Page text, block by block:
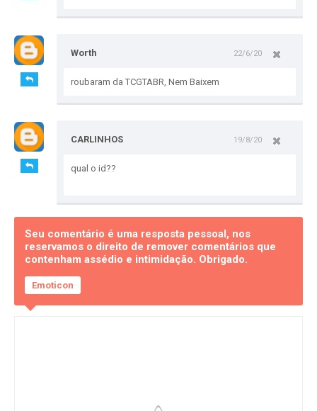
Worth 22/6/20
roubaram da TCGTABR, Nem Baixem
CARLINHOS 19/8/20
qual o id??
Seu comentário é uma resposta pessoal, nos
reservamos o direito de remover comentários que
contenham assédio e intimidação. Obrigado.
Emoticon